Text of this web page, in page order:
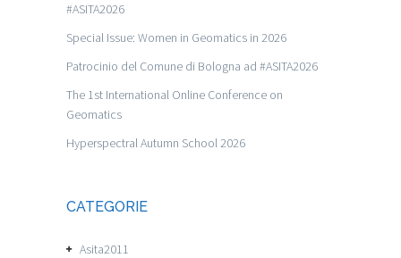
#ASITA2026
Special Issue: Women in Geomatics in 2026
Patrocinio del Comune di Bologna ad #ASITA2026
The 1st International Online Conference on
Geomatics
Hyperspectral Autumn School 2026
CATEGORIE
Asita2011